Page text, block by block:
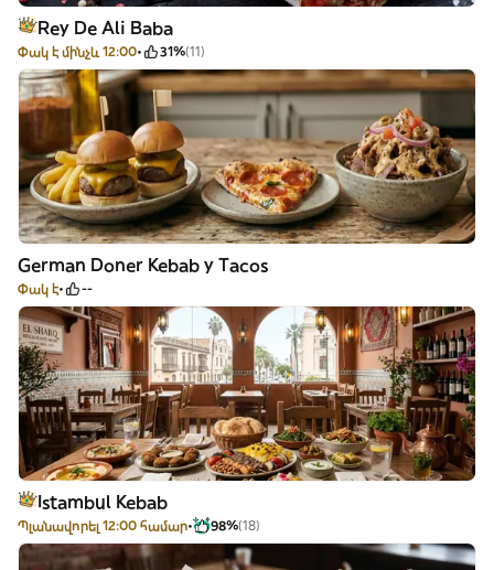
Rey De Ali Baba
Փակ է մինչև 12:00 31%(11)
German Doner Kebab y Tacos
Փակ է --
Istambul Kebab
Պլանավորել 12:00 համար 98%(18)